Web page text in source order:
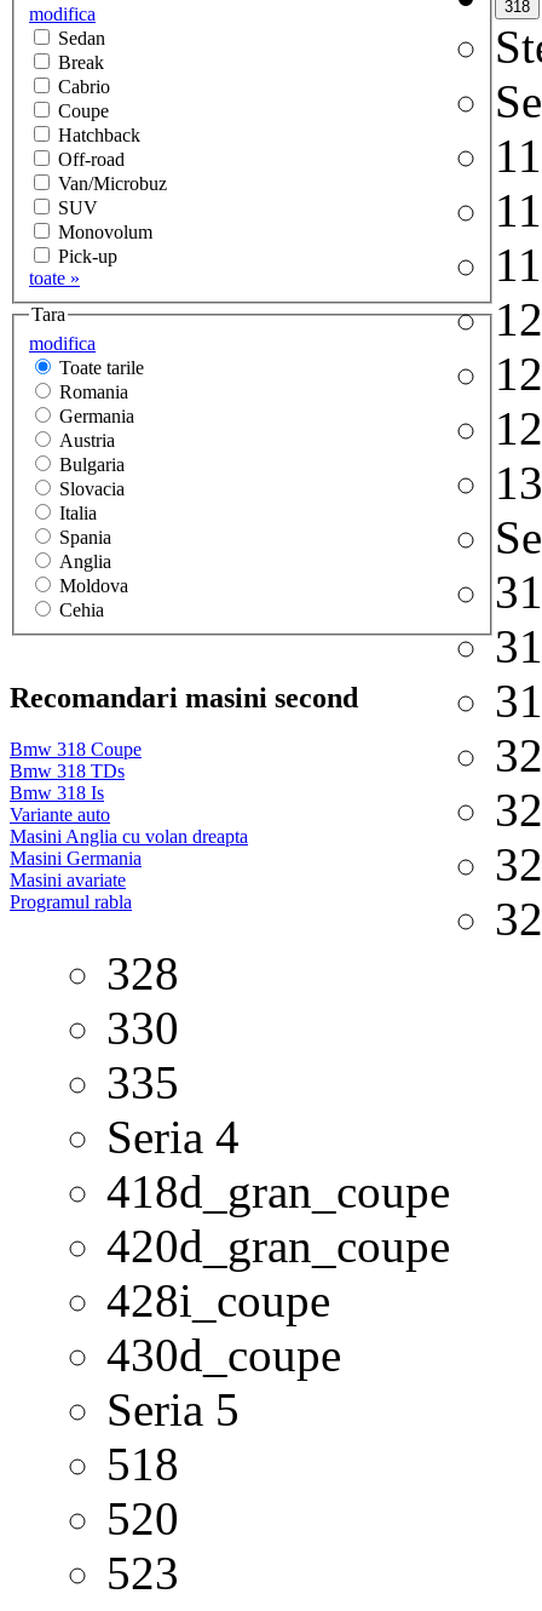
modifica
Sedan
Break
Cabrio
Coupe
Hatchback
Off-road
Van/Microbuz
SUV
Monovolum
Pick-up
toate »
modifica
Tara
Toate tarile
Romania
Germania
Austria
Bulgaria
Slovacia
Italia
Spania
Anglia
Moldova
Cehia
Recomandari masini second
Bmw 318 Coupe
Bmw 318 TDs
Bmw 318 Is
Variante auto
Masini Anglia cu volan dreapta
Masini Germania
Masini avariate
Programul rabla
328
330
335
Seria 4
418d_gran_coupe
420d_gran_coupe
428i_coupe
430d_coupe
Seria 5
518
520
523